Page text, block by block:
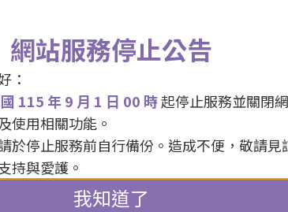
網站服務停止公告
：
115 年 9 月 1 日 00 時起停止服務並關閉
使用相關功能。
於停止服務前自行備份。造成不便，敬請見
持與愛護。
我知道了
日期 / 114年08月02日 09:30 ~
地點 / 社會創新實驗中心 107 大
名稱 / 三人成唬
人數 / 40 人